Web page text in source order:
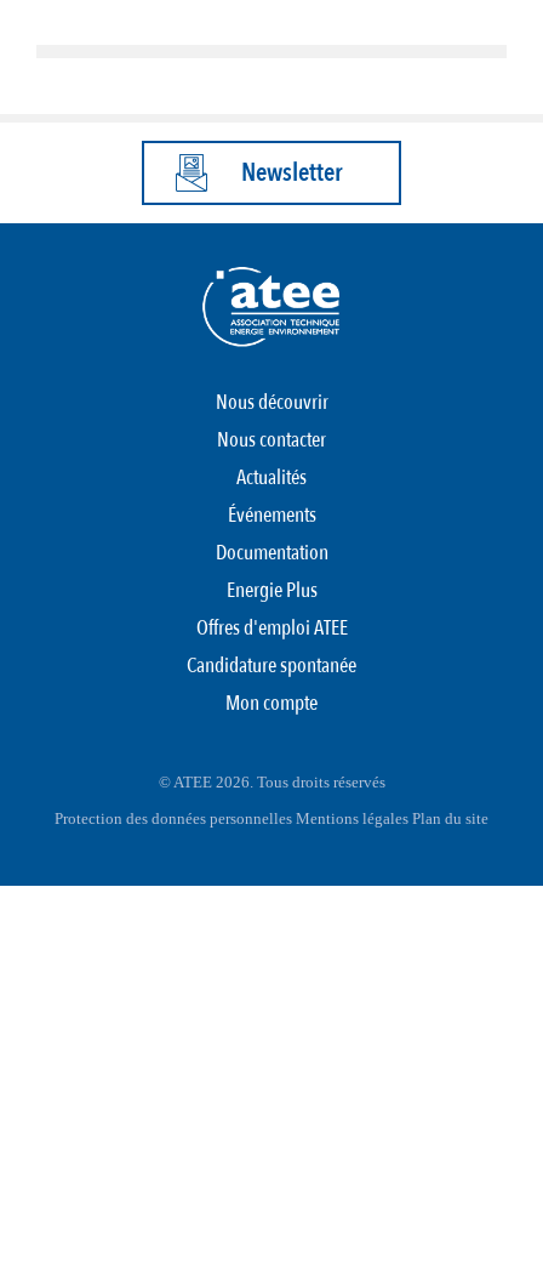
Newsletter
Nous découvrir
Nous contacter
Actualités
Événements
Documentation
Energie Plus
Offres d'emploi ATEE
Candidature spontanée
Mon compte
© ATEE 2026. Tous droits réservés
MENU
Protection des données personnelles Mentions légales Plan du site